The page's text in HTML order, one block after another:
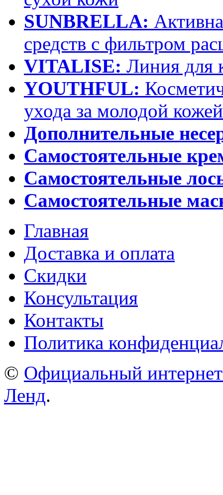
SUNBRELLA:
средств с фильтром
VITALISE: Линия для
YOUTHFUL:
ухода за молодой кожей
Дополнительные
Самостоятельные
Самостоятельные
Самостоятельные
Главная
Доставка и оплата
Скидки
Консультация
Контакты
Политика
© Официальный
Ленд.